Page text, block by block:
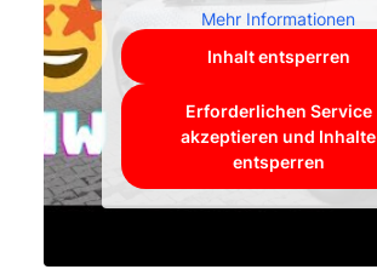
Mehr Informationen
Inhalt entsperren
Erforderlichen Service
akzeptieren und Inhalte
entsperren